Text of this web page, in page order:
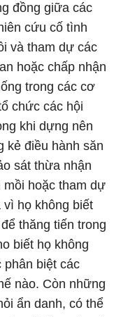
đồng giữa các
cứu cố tình
và tham dự các
hoặc chấp nhận
trong các cơ
chức các hội
khi dựng nên
kẻ điều hành săn
sát thừa nhận
mồi hoặc tham dự
vì họ không biết
thăng tiến trong
biết họ không
phân biệt các
nào. Còn những
ẩn danh, có thể